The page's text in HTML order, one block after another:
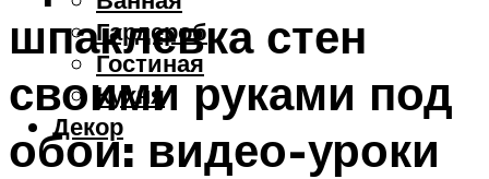
Гардероб
Гостиная
Кухня
Декор
шпаклевка стен
своими руками под
обои: видео-уроки